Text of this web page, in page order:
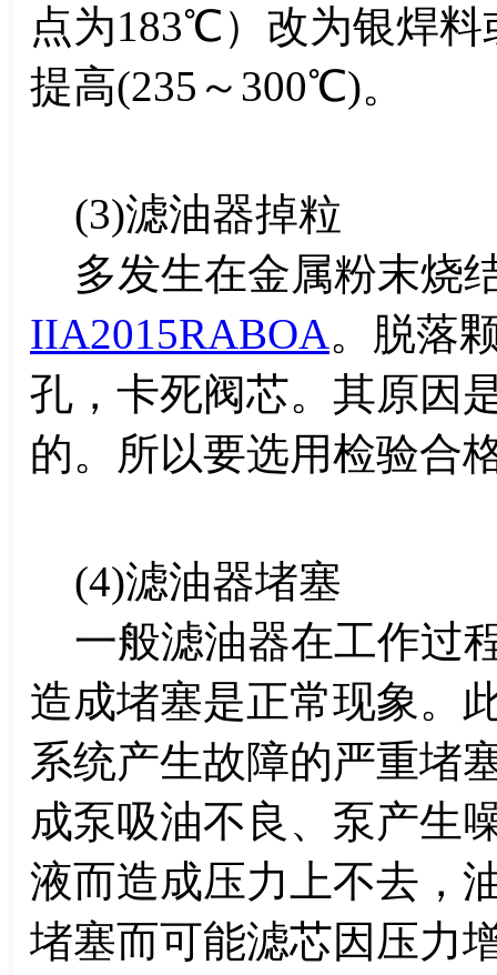
点为183℃）改为银焊
提高(235～300℃)。
(3)滤油器掉粒
多发生在金属粉末烧
IIA2015RABOA。脱落
孔，卡死阀芯。其原因
的。所以要选用检验合
(4)滤油器堵塞
一般滤油器在工作过
造成堵塞是正常现象。
系统产生故障的严重堵
成泵吸油不良、泵产生
液而造成压力上不去，
堵塞而可能滤芯因压力